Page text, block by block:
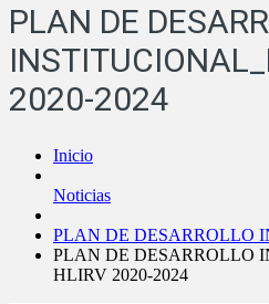
PLAN DE
2020-2024
Inicio
Noticias
PLAN DE DESARROLLO
PLAN DE DESARROLLO
HLIRV 2020-2024